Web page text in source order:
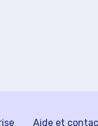
Aide et